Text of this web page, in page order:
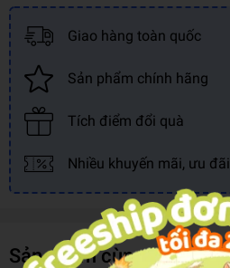
Giao hàng toàn quốc
Sản phẩm chính hãng
Tích điểm đổi quà
Nhiều khuyến mãi, ưu đãi
Sản phẩm cùng loại